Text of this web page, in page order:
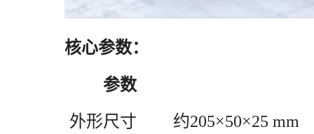
核心参数：
参数
外形尺寸
约205×50×25 mm